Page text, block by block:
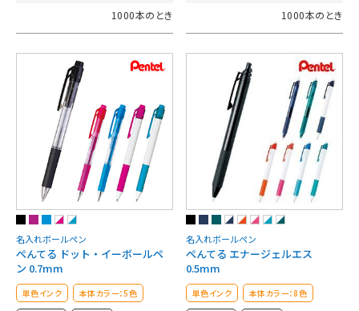
1000本のとき 1000本のとき
名入れボールペン
ぺんてる ドット・イーボールペ
ン 0.7mm
単色インク 本体カラー：5色
名入れボールペン
ぺんてる エナージェルエス
0.5mm
単色インク 本体カラー：8色